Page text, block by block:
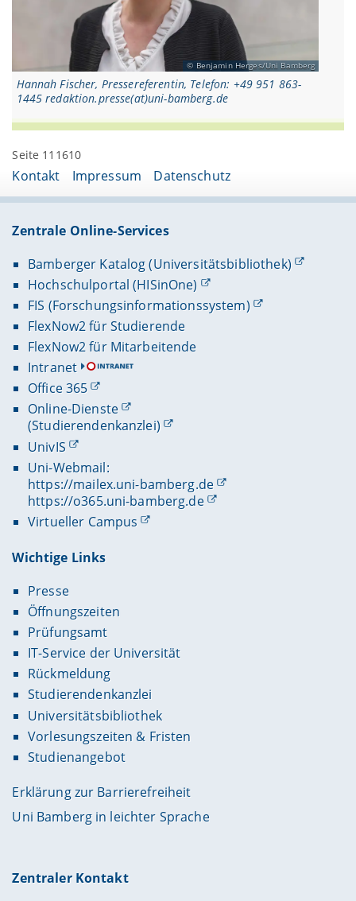
Benjamin Herges/Uni Bamberg
Hannah Fischer, Pressereferentin, Telefon: +49 951 863-
1445 redaktion.presse(at)uni-bamberg.de
Seite 111610
Kontakt Impressum Datenschutz
Zentrale Online-Services
Bamberger Katalog (Universitätsbibliothek)
Hochschulportal (HISinOne)
FIS (Forschungsinformationssystem)
FlexNow2 für Studierende
FlexNow2 für Mitarbeitende
Intranet
Office 365
Online-Dienste
(Studierendenkanzlei)
UnivIS
Uni-Webmail:
https://mailex.uni-bamberg.de
https://o365.uni-bamberg.de
Virtueller Campus
Wichtige Links
Presse
Öffnungszeiten
Prüfungsamt
IT-Service der Universität
Rückmeldung
Studierendenkanzlei
Universitätsbibliothek
Vorlesungszeiten & Fristen
Studienangebot
Erklärung zur Barrierefreiheit
Uni Bamberg in leichter Sprache
Zentraler Kontakt